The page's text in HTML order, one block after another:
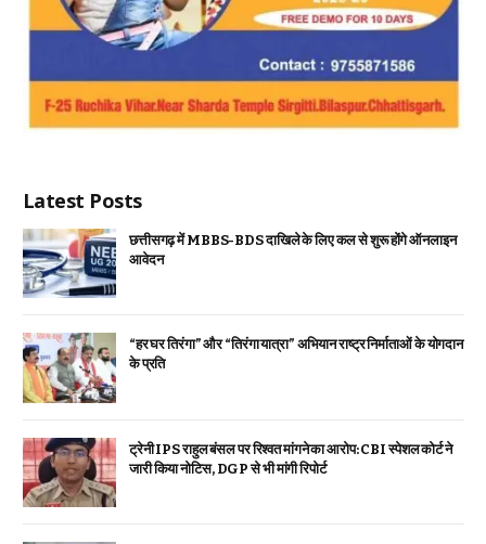
Latest Posts
छत्तीसगढ़ में MBBS-BDS दाखिले के लिए कल से शुरू होंगे ऑनलाइन
आवेदन
“हर घर तिरंगा” और “तिरंगा यात्रा” अभियान राष्ट्र निर्माताओं के योगदान
के प्रति
ट्रेनी IPS राहुल बंसल पर रिश्वत मांगने का आरोप: CBI स्पेशल कोर्ट ने
जारी किया नोटिस, DGP से भी मांगी रिपोर्ट